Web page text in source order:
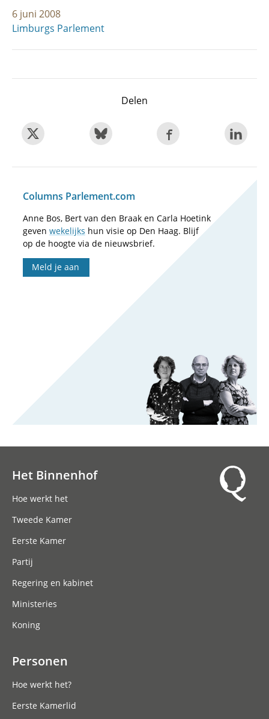
6 juni 2008
Limburgs Parlement
Delen
Columns Parlement.com
Anne Bos, Bert van den Braak en Carla Hoetink
geven wekelijks hun visie op Den Haag. Blijf
op de hoogte via de nieuwsbrief.
Meld je aan
Het Binnenhof
Hoe werkt het
Tweede Kamer
Eerste Kamer
Partij
Regering en kabinet
Ministeries
Koning
Personen
Hoe werkt het?
Eerste Kamerlid